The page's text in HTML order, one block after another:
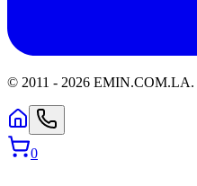
© 2011 - 2026 EMIN.COM.LA.
0